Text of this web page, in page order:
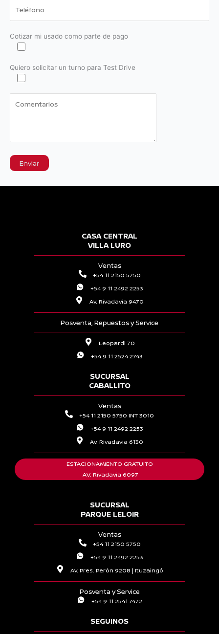
Cotizar mi usado como parte de pago
Quiero solicitar un turno para Test Drive
CASA CENTRAL
VILLA LURO
Ventas
+54 11 2150 5750
+54 9 11 2492 2253
Av. Rivadavia 9470
Posventa, Repuestos y Service
Leopardi 70
+54 9 11 2524 2743
SUCURSAL
CABALLITO
Ventas
+54 11 2150 5750 INT 3010
+54 9 11 2492 2253
Av. Rivadavia 6130
ESTACIONAMIENTO GRATUITO
AV. Rivadavia 6097
SUCURSAL
PARQUE LELOIR
Ventas
+54 11 2150 5750
+54 9 11 2492 2253
Av. Pres. Perón 9208 | Ituzaingó
Posventa y Service
+54 9 11 2541 7472
SEGUINOS